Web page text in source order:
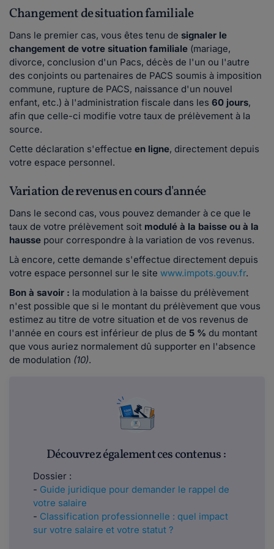
Changement de situation familiale
Dans le premier cas, vous êtes tenu de signaler le
changement de votre situation familiale (mariage,
divorce, conclusion d'un Pacs, décès de l'un ou l'autre
des conjoints ou partenaires de PACS soumis à imposition
commune, rupture de PACS, naissance d'un nouvel
enfant, etc.) à l'administration fiscale dans les 60 jours,
afin que celle-ci modifie votre taux de prélèvement à la
source.
Cette déclaration s'effectue en ligne, directement depuis
votre espace personnel.
Variation de revenus en cours d'année
Dans le second cas, vous pouvez demander à ce que le
taux de votre prélèvement soit modulé à la baisse ou à la
hausse pour correspondre à la variation de vos revenus.
Là encore, cette demande s'effectue directement depuis
votre espace personnel sur le site www.impots.gouv.fr.
Bon à savoir : la modulation à la baisse du prélèvement
n'est possible que si le montant du prélèvement que vous
estimez au titre de votre situation et de vos revenus de
l'année en cours est inférieur de plus de 5 % du montant
que vous auriez normalement dû supporter en l'absence
de modulation (10).
Découvrez également ces contenus :
Dossier :
- Guide juridique pour demander le rappel de
votre salaire
- Classification professionnelle : quel impact
sur votre salaire et votre statut ?